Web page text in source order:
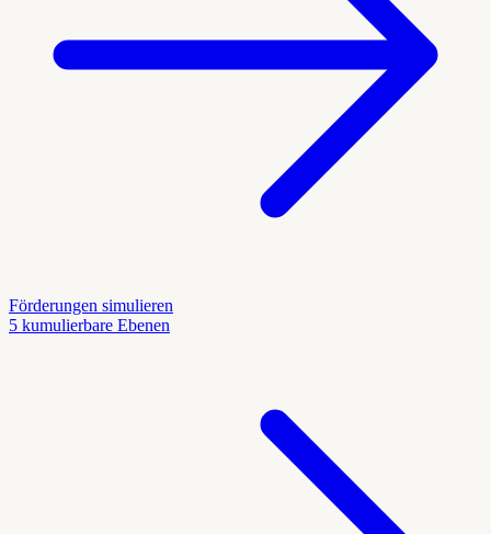
Förderungen simulieren
5 kumulierbare Ebenen